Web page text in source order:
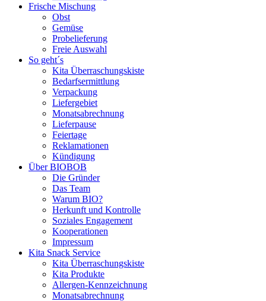
Frische Mischung
Obst
Gemüse
Probelieferung
Freie Auswahl
So geht´s
Kita Überraschungskiste
Bedarfsermittlung
Verpackung
Liefergebiet
Monatsabrechnung
Lieferpause
Feiertage
Reklamationen
Kündigung
Über BIOBOB
Die Gründer
Das Team
Warum BIO?
Herkunft und Kontrolle
Soziales Engagement
Kooperationen
Impressum
Kita Snack Service
Kita Überraschungskiste
Kita Produkte
Allergen-Kennzeichnung
Monatsabrechnung